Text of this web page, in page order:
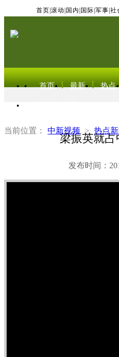
首页 滚动 国内 国际 军事 社
首页 最新 热点
当前位置： 中新视频 > 热点
梁振英就
发布时间：